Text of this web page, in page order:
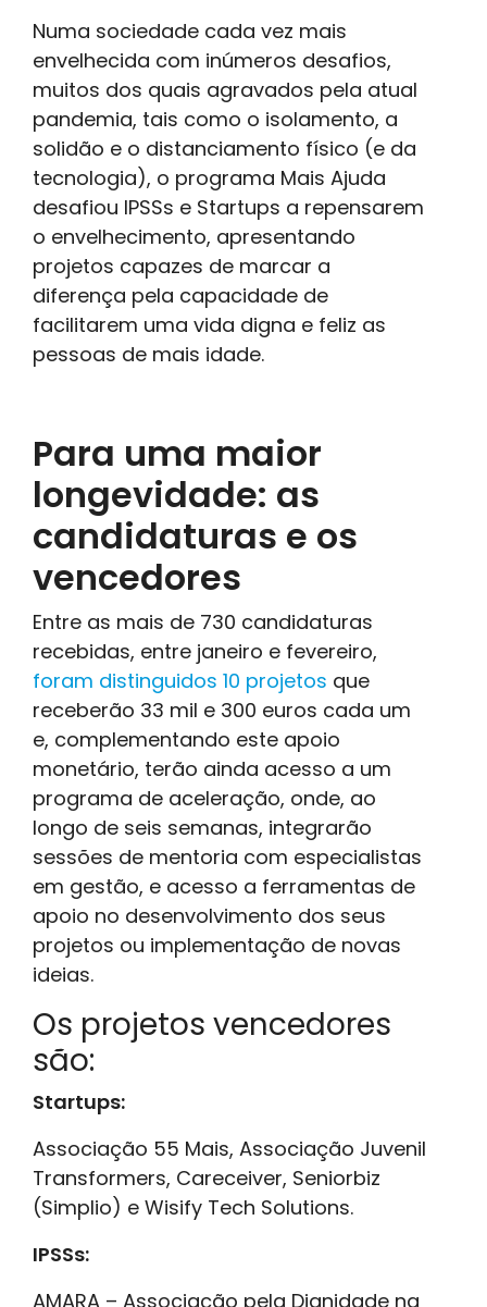
Numa sociedade cada vez mais
envelhecida com inúmeros desafios,
muitos dos quais agravados pela atual
pandemia, tais como o isolamento, a
solidão e o distanciamento físico (e da
tecnologia), o programa Mais Ajuda
desafiou IPSSs e Startups a repensarem
o envelhecimento, apresentando
projetos capazes de marcar a
diferença pela capacidade de
facilitarem uma vida digna e feliz as
pessoas de mais idade.
Para uma maior
longevidade: as
candidaturas e os
vencedores
Entre as mais de 730 candidaturas
recebidas, entre janeiro e fevereiro,
foram distinguidos 10 projetos que
receberão 33 mil e 300 euros cada um
e, complementando este apoio
monetário, terão ainda acesso a um
programa de aceleração, onde, ao
longo de seis semanas, integrarão
sessões de mentoria com especialistas
em gestão, e acesso a ferramentas de
apoio no desenvolvimento dos seus
projetos ou implementação de novas
ideias.
Os projetos vencedores
são:
Startups:
Associação 55 Mais, Associação Juvenil
Transformers, Careceiver, Seniorbiz
(Simplio) e Wisify Tech Solutions.
IPSSs:
AMARA – Associação pela Dignidade na